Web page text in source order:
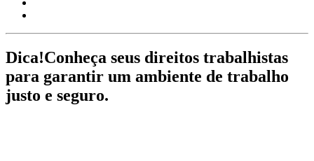
Dica!Conheça seus direitos trabalhistas
para garantir um ambiente de trabalho
justo e seguro.